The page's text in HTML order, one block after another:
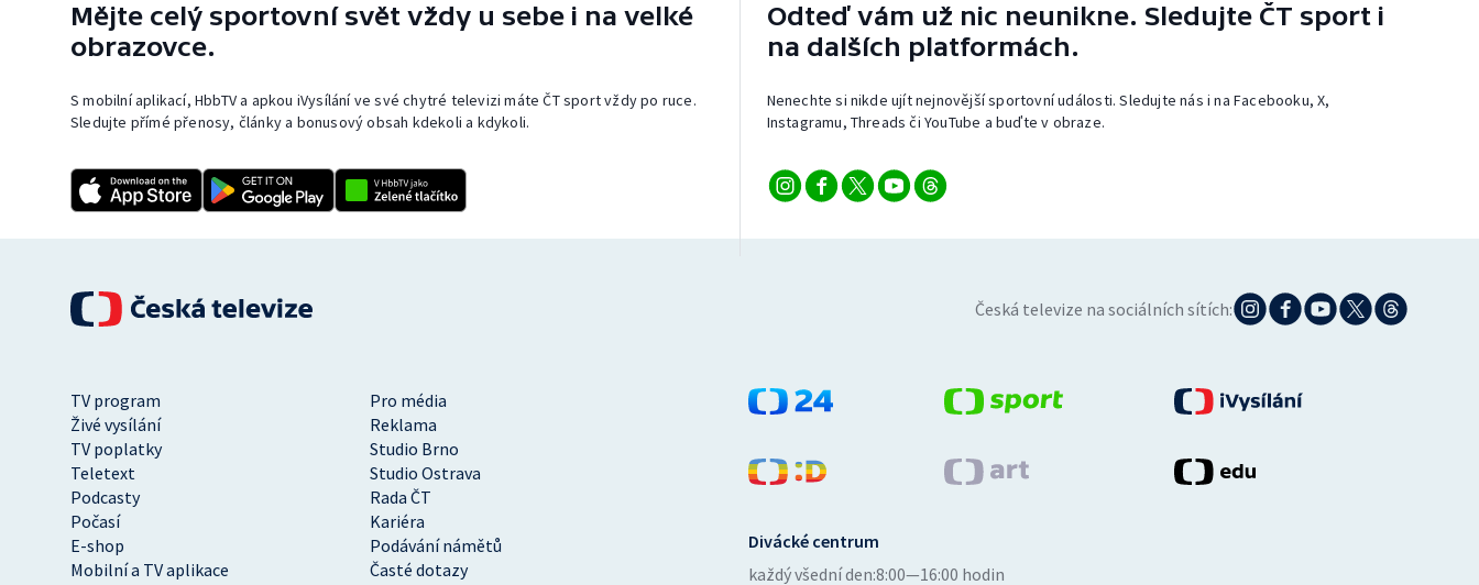
Mějte celý sportovní svět vždy u sebe i na velké
obrazovce.
S mobilní aplikací, HbbTV a apkou iVysílání ve své chytré televizi máte ČT sport vždy po ruce.
Sledujte přímé přenosy, články a bonusový obsah kdekoli a kdykoli.
Odteď vám už nic neunikne. Sledujte ČT sport i
na dalších platformách.
Nenechte si nikde ujít nejnovější sportovní události. Sledujte nás i na Facebooku, X,
Instagramu, Threads či YouTube a buďte v obraze.
Česká televize na sociálních sítích:
TV program
Pro média
Živé vysílání
Reklama
TV poplatky
Studio Brno
Teletext
Studio Ostrava
Podcasty
Rada ČT
Počasí
Kariéra
E-shop
Podávání námětů
Mobilní a TV aplikace
Časté dotazy
Divácké centrum
každý všední den:8:00—16:00 hodin